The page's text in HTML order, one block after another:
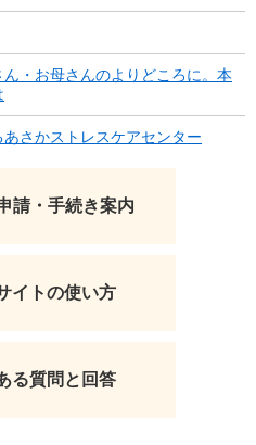
・お母さんのよりどころに。本
さかストレスケアセンター
請・手続き案内
イトの使い方
る質問と回答